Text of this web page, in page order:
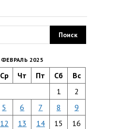
ФЕВРАЛЬ 2025
Ср Чт Пт Сб Вс
1
2
5 6 7 8
9
12 13 14 15
16